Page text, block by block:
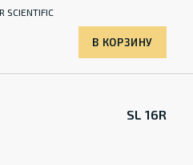
SCIENTIFIC
В КОРЗИНУ
SL 16R